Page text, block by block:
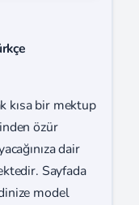
kısa bir mektup
özür
dair
Sayfada
model